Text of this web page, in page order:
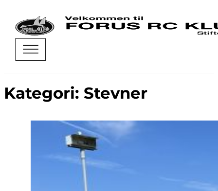
Kategori: Stevner